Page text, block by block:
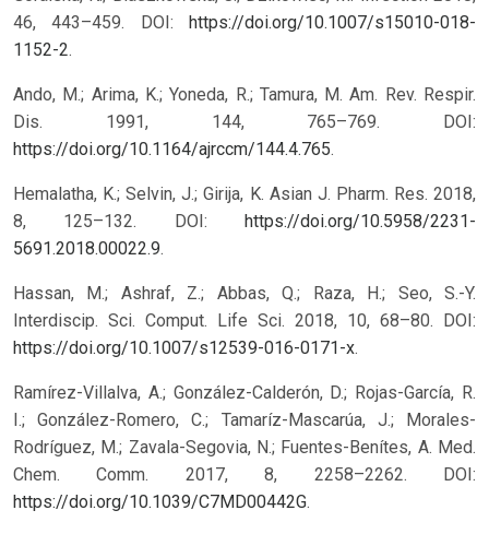
46, 443–459. DOI: https://doi.org/10.1007/s15010-018-
1152-2.
Ando, M.; Arima, K.; Yoneda, R.; Tamura, M. Am. Rev. Respir.
Dis. 1991, 144, 765–769. DOI:
https://doi.org/10.1164/ajrccm/144.4.765.
Hemalatha, K.; Selvin, J.; Girija, K. Asian J. Pharm. Res. 2018,
8, 125–132. DOI: https://doi.org/10.5958/2231-
5691.2018.00022.9.
Hassan, M.; Ashraf, Z.; Abbas, Q.; Raza, H.; Seo, S.-Y.
Interdiscip. Sci. Comput. Life Sci. 2018, 10, 68–80. DOI:
https://doi.org/10.1007/s12539-016-0171-x.
Ramírez-Villalva, A.; González-Calderón, D.; Rojas-García, R.
I.; González-Romero, C.; Tamaríz-Mascarúa, J.; Morales-
Rodríguez, M.; Zavala-Segovia, N.; Fuentes-Benítes, A. Med.
Chem. Comm. 2017, 8, 2258–2262. DOI:
https://doi.org/10.1039/C7MD00442G.